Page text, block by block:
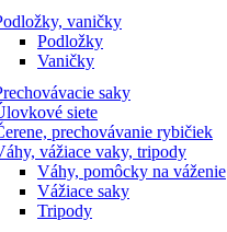
vaničky
Podložky
Vaničky
saky
siete
prechovávanie rybičiek
vážiace vaky, tripody
Váhy, pomôcky na váženie
Vážiace saky
Tripody